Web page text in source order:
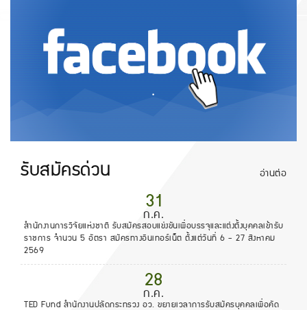
.
รับสมัครด่วน อ่านต่อ
31
ก.ค.
สำนักงานการวิจัยแห่งชาติ รับสมัครสอบแข่งขันเพื่อบรรจุและแต่งตั้งบุคคลเข้ารับ
ราชการ จำนวน 5 อัตรา สมัครทางอินเทอร์เน็ต ตั้งแต่วันที่ 6 - 27 สิงหาคม
2569
28
ก.ค.
TED Fund สำนักงานปลัดกระทรวง อว. ขยายเวลาการรับสมัครบุคคลเพื่อคัด